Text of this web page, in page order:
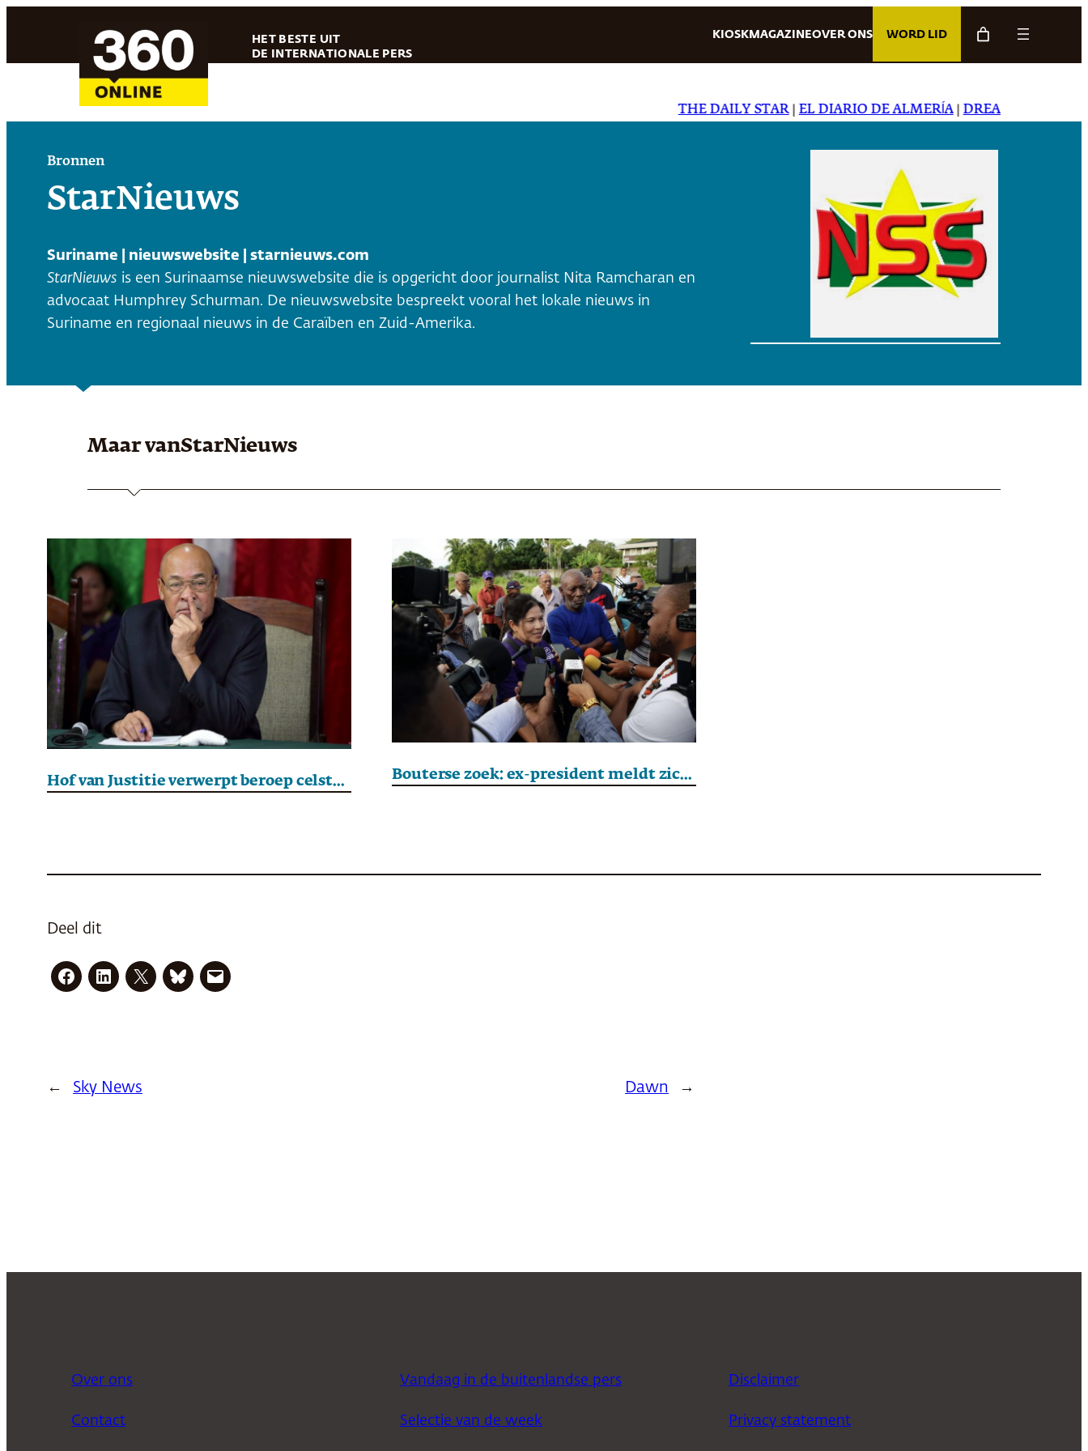
HET BESTE UIT
DE INTERNATIONALE PERS
KIOSK MAGAZINEOVER ONS WORD LID
THE DAILY STAR|EL DIARIO DE ALMERÍA|DREAMING IN
Bronnen
StarNieuws
Suriname | nieuwswebsite | starnieuws.com
StarNieuws is een Surinaamse nieuwswebsite die is opgericht door journalist Nita Ramcharan en
advocaat Humphrey Schurman. De nieuwswebsite bespreekt vooral het lokale nieuws in
Suriname en regionaal nieuws in de Caraïben en Zuid-Amerika.
Maar vanStarNieuws
Hof van Justitie verwerpt beroep celstraf Bouterse Bouterse zoek: ex-president meldt zich niet bij gevangenis
Deel dit
← Sky News Dawn →
Over ons
Contact
Vandaag in de buitenlandse pers
Selectie van de week
Disclaimer
Privacy statement